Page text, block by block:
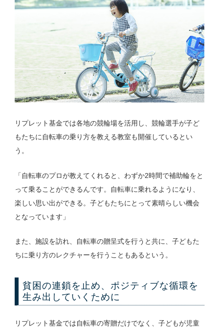
リプレット基金では各地の競輪場を活用し、競輪選手が子ど
もたちに自転車の乗り方を教える教室も開催しているとい
う。
「自転車のプロが教えてくれると、わずか2時間で補助輪をと
って乗ることができるんです。自転車に乗れるようになり、
楽しい思い出ができる。子どもたちにとって素晴らしい機会
となっています」
また、施設を訪れ、自転車の贈呈式を行うと共に、子どもた
ちに乗り方のレクチャーを行うこともあるという。
貧困の連鎖を止め、ポジティブな循環を
生み出していくために
リプレット基金では自転車の寄贈だけでなく、子どもが児童